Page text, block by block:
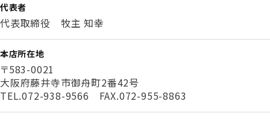
代表者
代表取締役 牧主 知幸
本店所在地
〒583-0021
大阪府藤井寺市御舟町2番42号
TEL.072-938-9566 FAX.072-955-8863